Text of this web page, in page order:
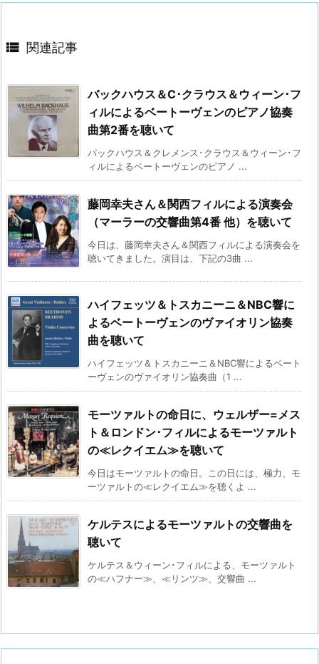
 関連記事
バックハウス＆C･クラウス＆ウィーン･フ
ィルによるベートーヴェンのピアノ協奏
曲第2番を聴いて
バックハウス＆クレメンス･クラウス＆ウィーン･フ
ィルによるベートーヴェンのピアノ ...
藤岡幸夫さん＆関西フィルによる演奏会
（マーラーの交響曲第4番 他）を聴いて
今日は、藤岡幸夫さん＆関西フィルによる演奏会を
聴いてきました。演目は、下記の3曲 ...
ハイフェッツ＆トスカニーニ＆NBC響に
よるベートーヴェンのヴァイオリン協奏
曲を聴いて
ハイフェッツ＆トスカニーニ＆NBC響によるベート
ーヴェンのヴァイオリン協奏曲（1 ...
モーツァルトの命日に、ウェルザー=メス
ト＆ロンドン･フィルによるモーツァルト
の≪レクイエム≫を聴いて
今日はモーツァルトの命日。この日には、極力、モ
ーツァルトの≪レクイエム≫を聴くよ ...
ケルテスによるモーツァルトの交響曲を
聴いて
ケルテス＆ウィーン･フィルによる、モーツァルト
の≪ハフナー≫、≪リンツ≫、交響曲 ...